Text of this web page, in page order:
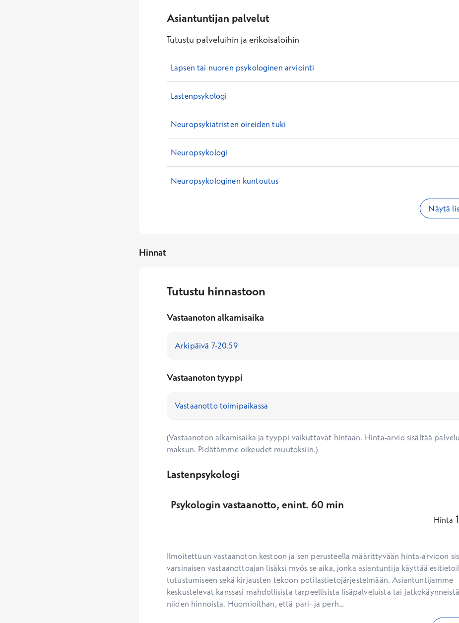
Asiantuntijan palvelut
Tutustu palveluihin ja erikoisaloihin
Lapsen tai nuoren psykologinen arviointi
Lastenpsykologi
Neuropsykiatristen oireiden tuki
Neuropsykologi
Neuropsykologinen kuntoutus
Näytä
Hinnat
Tutustu hinnastoon
Vastaanoton alkamisaika
Vastaanoton tyyppi
(Vastaanoton alkamisaika ja tyyppi vaikuttavat hintaan. Hinta-arvio sisältää
maksun. Pidätämme oikeudet muutoksiin.)
Lastenpsykologi
Psykologin vastaanotto, enint. 60 min
Hinta
Ilmoitettuun vastaanoton kestoon ja sen perusteella määrittyvään hinta-arvioon
varsinaisen vastaanottoajan lisäksi myös se aika, jonka asiantuntija käyttää
tutustumiseen sekä kirjausten tekoon potilastietojärjestelmään. Asiantuntijamme
keskustelevat kanssasi mahdollisista tarpeellisista lisäpalveluista tai
niiden hinnoista. Huomioithan, että pari- ja perh...